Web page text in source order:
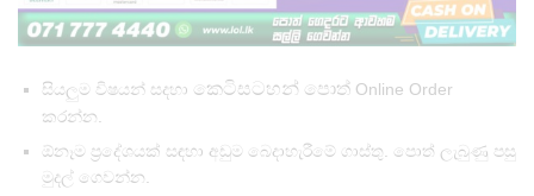
සියලුම විෂයන් සදහා කෙටිසටහන් පොත් Online Order
කරන්න.
ඕනෑම ප්‍රදේශයක් සඳහා අඩුම බෙදාහැරීමේ ගාස්තු. පොත් ලැබුණු පසු
මුදල් ගෙවන්න.